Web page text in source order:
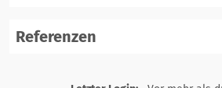
Referenzen